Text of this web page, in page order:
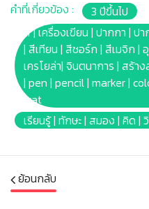
* หากเลอะเสื้อผ้า ควรซักทัน
ฟอกขาว หรือน้ำยาฟอกผ้า
หากคราบเลอะยังไม่หมด
* หลีกเลี่ยกการใช้งานสีบน
พรม และวัสดุอื่นๆที่ไม่สามา
* หลังจากการทำความสะอ
กับวัสดุที่เลอะ ถือเป็นปกติ
* ไม่มีสารพิษ ปลอดภัย
* บาร์โค้ด: 071662175160
คำที่เกี่ยวข้อง :
3 ปีขึ้นไป
สี | เครื่องเขียน | ปากกา |
| สีเทียน | สีชอร์ก | สีเมจิก |
เครโยล่า| จินตนาการ | สร้า
| pen | pencil | marker |
wat
เรียนรู้ | ทักษะ | สมอง | คิด | วิ
ย้อนกลับ